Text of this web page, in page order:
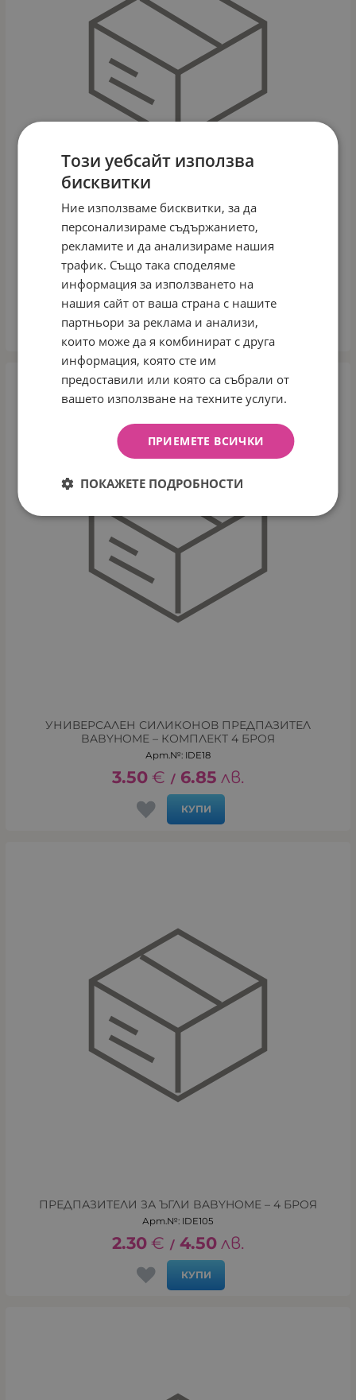
УНИВЕРСАЛНИ СИЛИКОНОВИ ПРЕДПАЗИТЕЛИ
BABYHOME – КОМПЛЕКТ 6 БРОЯ
5.50 € / 10.76 лв.
КУПИ
УНИВЕРСАЛЕН СИЛИКОНОВ ПРЕДПАЗИТЕЛ
BABYHOME – КОМПЛЕКТ 4 БРОЯ
Арт.№: IDE18
3.50 € / 6.85 лв.
КУПИ
ПРЕДПАЗИТЕЛИ ЗА ЪГЛИ BABYHOME – 4 БРОЯ
Арт.№: IDE105
2.30 € / 4.50 лв.
КУПИ
Този уебсайт използва
бисквитки
Ние използваме бисквитки, за да
персонализираме съдържанието,
рекламите и да анализираме нашия
трафик. Също така споделяме
информация за използването на
нашия сайт от ваша страна с нашите
партньори за реклама и анализи,
които може да я комбинират с друга
информация, която сте им
предоставили или която са събрали от
вашето използване на техните услуги.
ПРИЕМЕТЕ ВСИЧКИ
ПОКАЖЕТЕ ПОДРОБНОСТИ